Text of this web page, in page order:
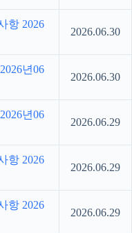
항 2026
2026.06.30
년06
2026.06.30
년06
2026.06.29
항 2026
2026.06.29
항 2026
2026.06.29